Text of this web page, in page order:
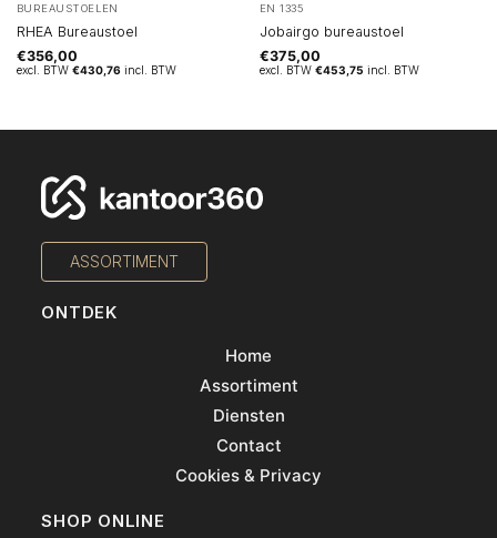
BUREAUSTOELEN
RHEA Bureaustoel
€356,00
excl. BTW €430,76incl. BTW
EN 1335
Jobairgo bureaustoel
€375,00
excl. BTW €453,75 incl. BTW
ASSORTIMENT
ONTDEK
Home
Assortiment
Diensten
Contact
Cookies & Privacy
SHOP ONLINE